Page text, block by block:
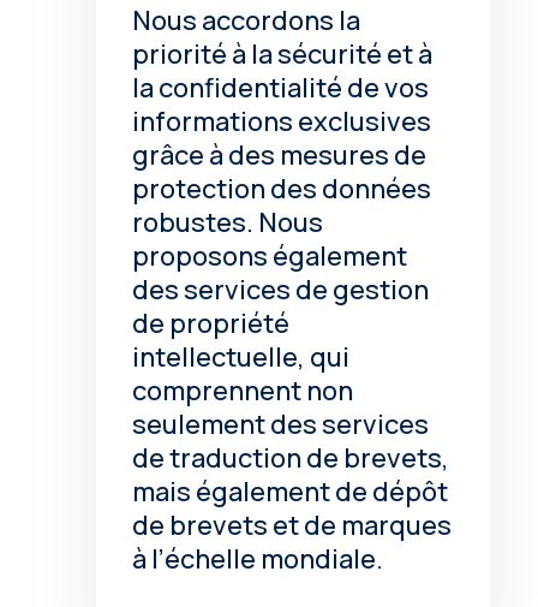
Nous accordons la
priorité à la sécurité et à
la confidentialité de vos
informations exclusives
grâce à des mesures de
protection des données
robustes. Nous
proposons également
des services de gestion
de propriété
intellectuelle, qui
comprennent non
seulement des services
de traduction de brevets,
mais également de dépôt
de brevets et de marques
à l’échelle mondiale.